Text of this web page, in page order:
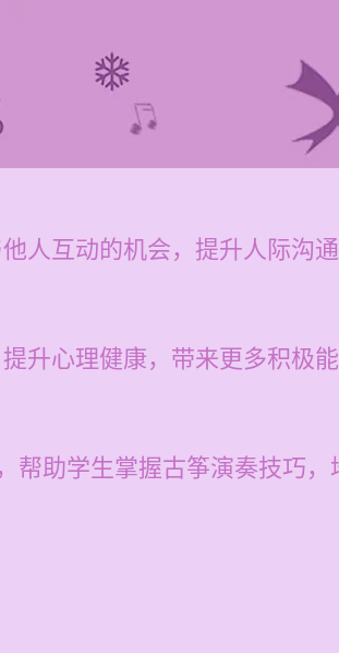
人互动的机会，提升人际沟
升心理健康，带来更多积极
帮助学生掌握古筝演奏技巧